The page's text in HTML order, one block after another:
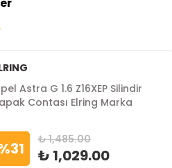
Astra G 1.6 Z16XEP Silindir
Contası Elring Marka
31 ₺ 1,485.00
₺ 1,029.00